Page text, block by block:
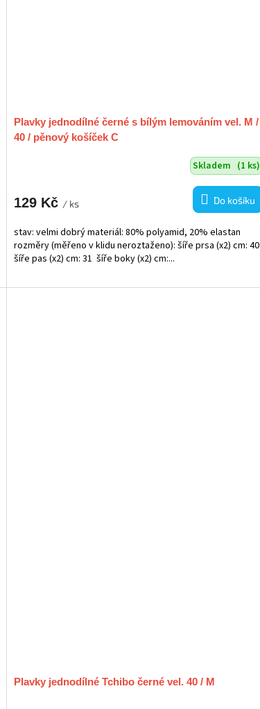
Plavky jednodílné černé s bílým lemováním vel. M /
40 / pěnový košíček C
Skladem (1 ks)
129 Kč / ks Do košíku
stav: velmi dobrý materiál: 80% polyamid, 20% elastan
rozměry (měřeno v klidu neroztaženo): šíře prsa (x2) cm: 40
šíře pas (x2) cm: 31 šíře boky (x2) cm:...
Plavky jednodílné Tchibo černé vel. 40 / M